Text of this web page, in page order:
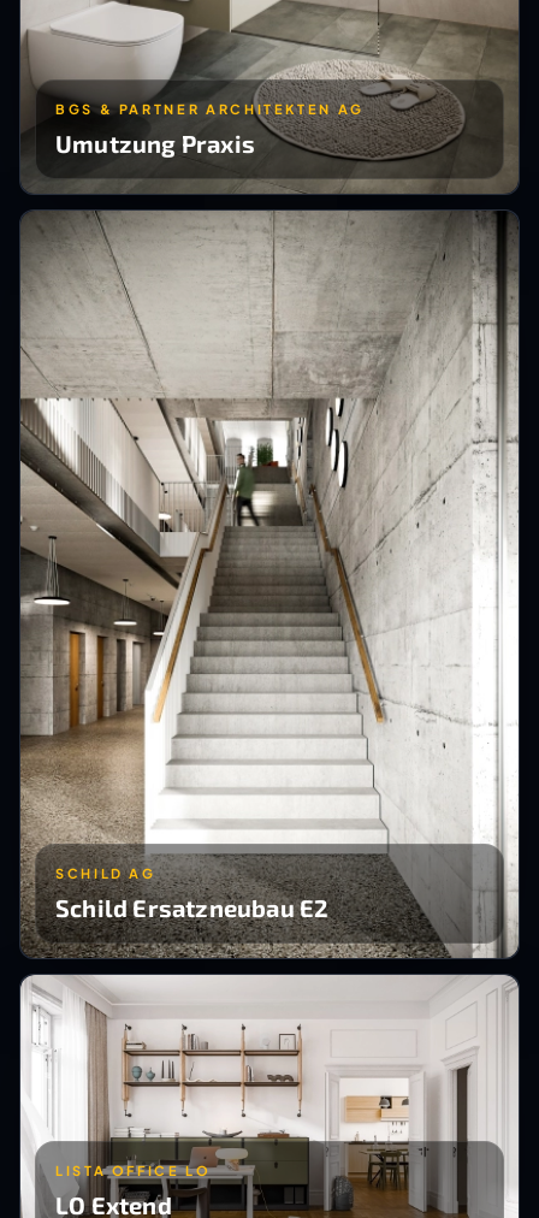
BGS & PARTNER ARCHITEKTEN AG
Umutzung Praxis
SCHILD AG
Schild Ersatzneubau E2
LISTA OFFICE LO
LO Extend